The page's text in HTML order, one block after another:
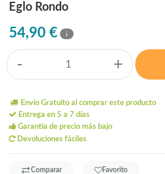
Eglo Rondo
54,90 € i
- +
Envío Gratuito al comprar este producto
Entrega en 5 a 7 días
Garantía de precio más bajo
Devoluciones fáciles
Comparar Favorito